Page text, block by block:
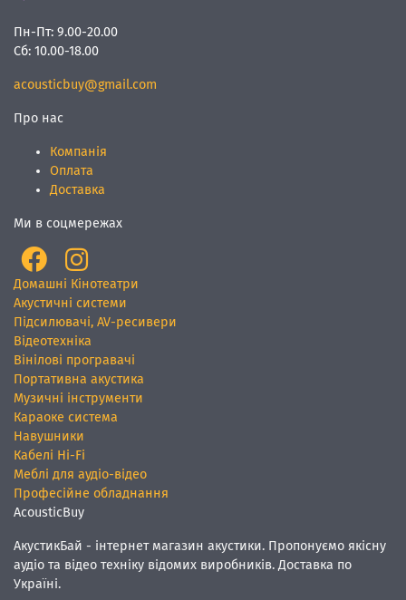
Пн-Пт: 9.00-20.00
Сб: 10.00-18.00
acousticbuy@gmail.com
Про нас
Компанія
Оплата
Доставка
Ми в соцмережах
Домашні Кінотеатри
Акустичні системи
Підсилювачі, AV-ресивери
Відеотехніка
Вінілові програвачі
Портативна акустика
Музичні інструменти
Караоке система
Навушники
Кабелі Hi-Fi
Меблі для аудіо-відео
Професійне обладнання
AcousticBuy
АкустикБай - інтернет магазин акустики. Пропонуємо якісну
аудіо та відео техніку відомих виробників. Доставка по
Україні.